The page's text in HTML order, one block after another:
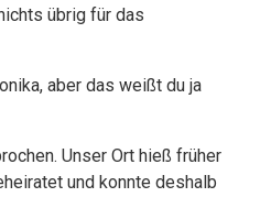
übrig für das
aber das weißt du ja
Unser Ort hieß früher
und konnte deshalb